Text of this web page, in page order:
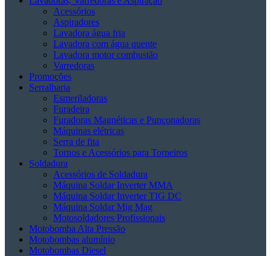
Acessórios
Aspiradores
Lavadora água fria
Lavadora com água quente
Lavadora motor combustão
Varredoras
Promoções
Serralharia
Esmeriladoras
Furadeira
Furadoras Magnéticas e Punçonadoras
Máquinas elétricas
Serra de fita
Tornos e Acessórios para Torneiros
Soldadura
Acessórios de Soldadura
Máquina Soldar Inverter MMA
Máquina Soldar Inverter TIG DC
Máquina Soldar Mig Mag
Motosoldadores Profissionais
Motobomba Alta Pressão
Motobombas alumínio
Motobombas Diesel